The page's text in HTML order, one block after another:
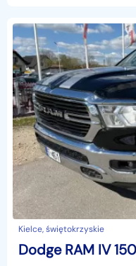
Kielce, świętokrzyskie
Dodge RAM IV